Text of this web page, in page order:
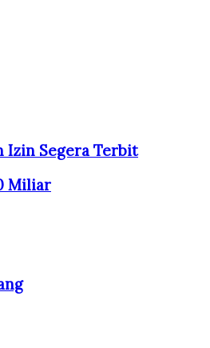
Izin Segera Terbit
Miliar